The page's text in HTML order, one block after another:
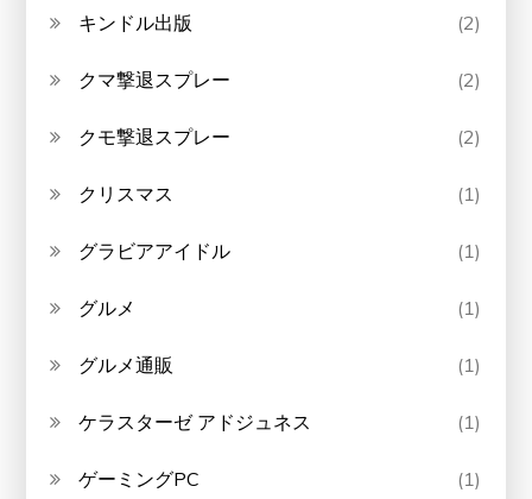
キンドル出版 (2)
クマ撃退スプレー (2)
クモ撃退スプレー (2)
クリスマス (1)
グラビアアイドル (1)
グルメ (1)
グルメ通販 (1)
ケラスターゼ アドジュネス (1)
ゲーミングPC (1)